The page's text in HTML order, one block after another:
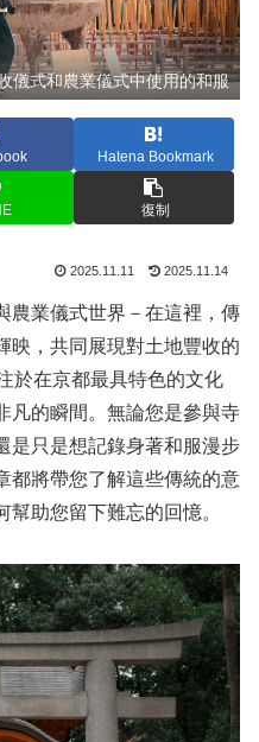
儀式和農業儀式中使用的和服
Hatena Bookmark
復制
2025.11.11 2025.11.14
農業儀式世界－在這裡，傳
映，共同展現對土地豐收的
於在京都最具特色的文化
凡的瞬間。無論您是參與寺
是只是想記錄身著和服漫步
都將帶您了解這些傳統的意
助您留下難忘的回憶。